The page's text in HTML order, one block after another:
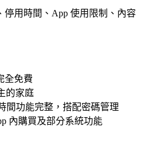
停用時間、App 使用限制、內容
全免費
的家庭
間功能完整，搭配密碼管理
內購買及部分系統功能